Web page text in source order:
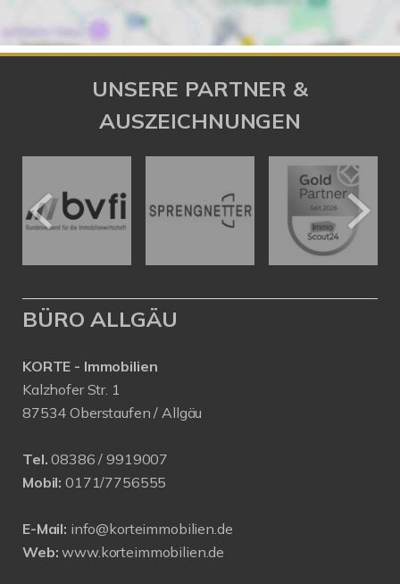
UNSERE PARTNER &
AUSZEICHNUNGEN
BÜRO ALLGÄU
KORTE - Immobilien
Kalzhofer Str. 1
87534 Oberstaufen / Allgäu
Tel. 08386 / 9919007
Mobil: 0171/7756555
E-Mail: info@korteimmobilien.de
Web: www.korteimmobilien.de